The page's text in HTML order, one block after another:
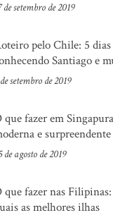
de setembro de 2019
pelo Chile: 5
Santiago e
setembro de 2019
que fazer em
e surpreendente
de agosto de 2019
que fazer nas
as melhores ilhas